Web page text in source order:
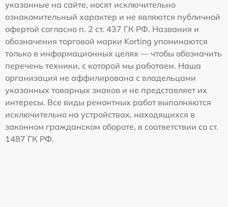
указанные на сайте, носят исключительно
ознакомительный характер и не являются публичной
офертой согласно п. 2 ст. 437 ГК РФ. Названия и
обозначения торговой марки Korting упоминаются
только в информационных целях — чтобы обозначить
перечень техники, с которой мы работаем. Наша
организация не аффилирована с владельцами
указанных товарных знаков и не представляет их
интересы. Все виды ремонтных работ выполняются
исключительно на устройствах, находящихся в
законном гражданском обороте, в соответствии со ст.
1487 ГК РФ.